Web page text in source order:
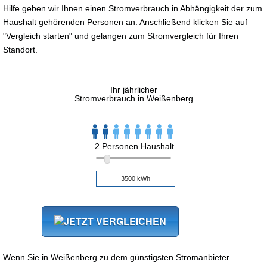
Hilfe geben wir Ihnen einen Stromverbrauch in Abhängigkeit der zum
Haushalt gehörenden Personen an. Anschließend klicken Sie auf
"Vergleich starten" und gelangen zum Stromvergleich für Ihren
Standort.
Ihr jährlicher
Stromverbrauch in Weißenberg
2 Personen Haushalt
Wenn Sie in Weißenberg zu dem günstigsten Stromanbieter